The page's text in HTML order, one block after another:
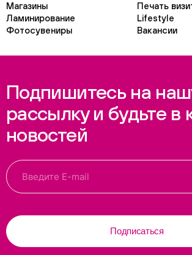
Магазины
Печать
Ламинирование
Lifestyle
Фотосувениры
Вакансии
Подпишитесь на
рассылку и будьте в
новостей
Подписаться